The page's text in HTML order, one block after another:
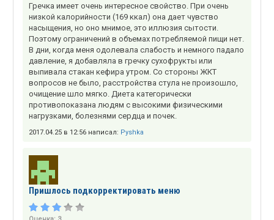
Гречка имеет очень интересное свойство. При очень
низкой калорийности (169 ккал) она дает чувство
насыщения, но оно мнимое, это иллюзия сытости.
Поэтому ограничений в объемах потребляемой пищи нет.
В дни, когда меня одолевала слабость и немного падало
давление, я добавляла в гречку сухофрукты или
выпивала стакан кефира утром. Со стороны ЖКТ
вопросов не было, расстройства стула не произошло,
очищение шло мягко. Диета категорически
противопоказана людям с высокими физическими
нагрузками, болезнями сердца и почек.
2017.04.25 в 12:56 написал: Pyshka
Пришлось подкорректировать меню